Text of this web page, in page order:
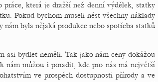
která je dražší než denní výdělek, statky
Pokud bychom museli nést všechny náklady
byla nějaká produkce nebo spotřeba statků
asi bydlet neměli. Tak jako nám ceny dokážou
nám můžou i poradit, kde pro nás má největší
ve prospěch dostupnosti přírody a ve